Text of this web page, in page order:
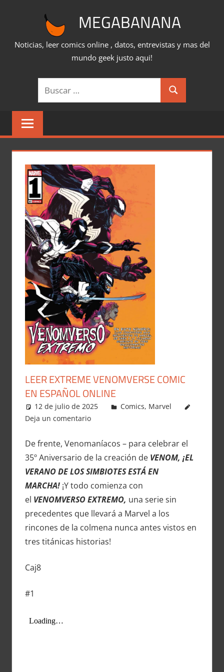
MEGABANANA
Noticias, leer comics online , datos, entrevistas y mas del
mundo geek justo aqui!
Buscar:
Buscar
LEER EXTREME VENOMVERSE COMIC
EN ESPAÑOL ONLINE
12 de julio de 2025 Carlitox Banana
Comics, Marvel
Deja un comentario
De frente, Venomaníacos – para celebrar el
35º Aniversario de la creación de VENOM, ¡EL
VERANO DE LOS SIMBIOTES ESTÁ EN
MARCHA!¡Y todo comienza con
el VENOMVERSO EXTREMO, una serie sin
precedentes que llevará a Marvel a los
rincones de la colmena nunca antes vistos en
tres titánicas historias!
Caj8
#1